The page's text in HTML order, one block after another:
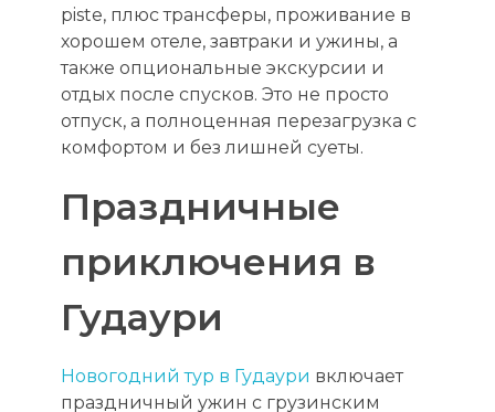
piste, плюс трансферы, проживание в
хорошем отеле, завтраки и ужины, а
также опциональные экскурсии и
отдых после спусков. Это не просто
отпуск, а полноценная перезагрузка с
комфортом и без лишней суеты.
Праздничные
приключения в
Гудаури
Новогодний тур в Гудаури включает
праздничный ужин с грузинским